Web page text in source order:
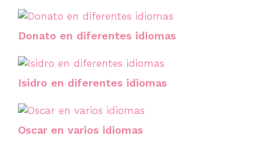
Donato en diferentes idiomas
Isidro en diferentes idiomas
Oscar en varios idiomas